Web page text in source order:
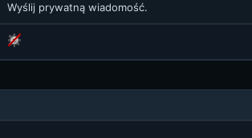
Wyślij prywatną wiadomość.